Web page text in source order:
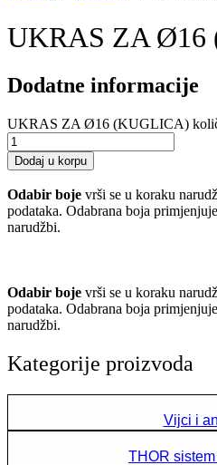
UKRAS ZA
Dodatne informacije
UKRAS ZA Ø16 (KUGLICA)
Dodaj u korpu
Odabir boje vrši se u koraku
podataka. Odabrana boja
narudžbi.
Odabir boje vrši se u koraku
podataka. Odabrana boja
narudžbi.
Kategorije proizvoda
Vijci i
THOR